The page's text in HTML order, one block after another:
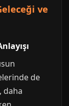
ve
de
daha